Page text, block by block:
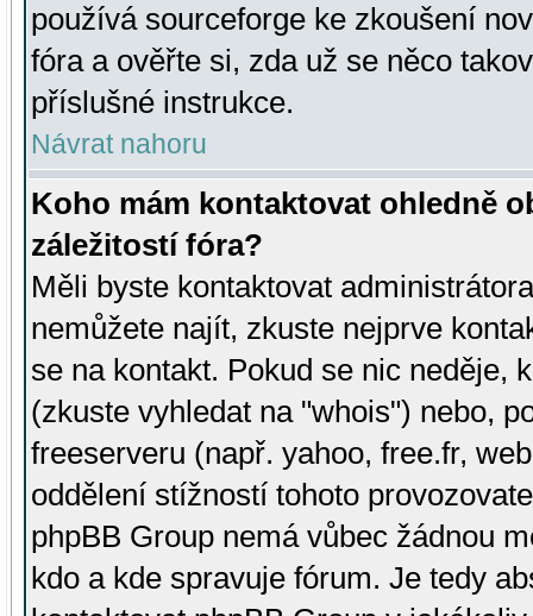
používá sourceforge ke zkoušení
fóra a ověřte si, zda už se něco
příslušné instrukce.
Návrat nahoru
Koho mám kontaktovat ohledně
záležitostí fóra?
Měli byste kontaktovat
nemůžete najít, zkuste nejprve
se na kontakt. Pokud se nic neděje,
(zkuste vyhledat na "whois") nebo,
freeserveru (např. yahoo, free.fr,
oddělení stížností tohoto
phpBB Group nemá vůbec žádnou
kdo a kde spravuje fórum. Je tedy